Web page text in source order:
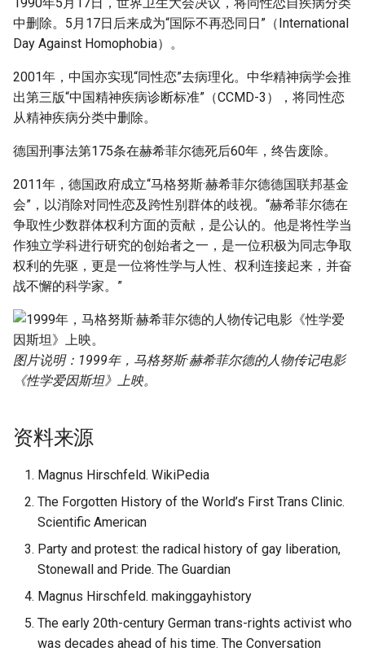
中删除。5月17日后来成为“国际不再恐同日”（International
Day Against Homophobia）。
2001年，中国亦实现“同性恋”去病理化。中华精神病学会推
出第三版“中国精神疾病诊断标准”（CCMD-3），将同性恋
从精神疾病分类中删除。
德国刑事法第175条在赫希菲尔德死后60年，终告废除。
2011年，德国政府成立“马格努斯·赫希菲尔德德国联邦基金
会”，以消除对同性恋及跨性别群体的歧视。“赫希菲尔德在
争取性少数群体权利方面的贡献，是公认的。他是将性学当
作独立学科进行研究的创始者之一，是一位积极为同志争取
权利的先驱，更是一位将性学与人性、权利连接起来，并奋
战不懈的科学家。”
图片说明：1999年，马格努斯·赫希菲尔德的人物传记电影
《性学爱因斯坦》上映。
资料来源
Magnus Hirschfeld. WikiPedia
The Forgotten History of the World’s First Trans Clinic.
Scientific American
Party and protest: the radical history of gay liberation,
Stonewall and Pride. The Guardian
Magnus Hirschfeld. makinggayhistory
The early 20th-century German trans-rights activist who
was decades ahead of his time. The Conversation